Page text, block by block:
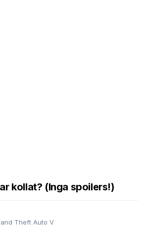
kollat? (Inga spoilers!)
Theft Auto V